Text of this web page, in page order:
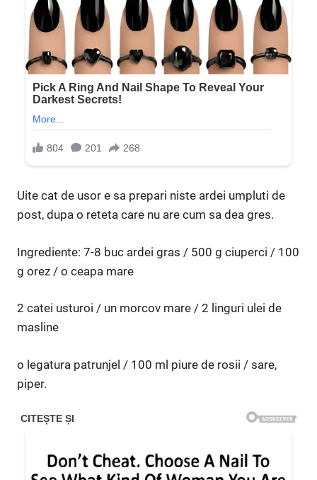
Uite cat de usor e sa prepari niste ardei umpluti de
post, dupa o reteta care nu are cum sa dea gres.
Ingrediente: 7-8 buc ardei gras / 500 g ciuperci / 100
g orez / o ceapa mare
2 catei usturoi / un morcov mare / 2 linguri ulei de
masline
o legatura patrunjel / 100 ml piure de rosii / sare,
piper.